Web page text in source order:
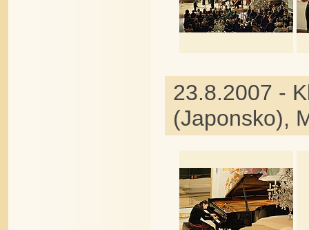
23.8.2007 -
(Japonsko),